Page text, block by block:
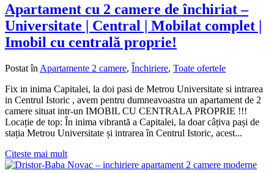
Apartament cu 2 camere de închiriat –
Universitate | Central | Mobilat complet |
Imobil cu centrală proprie!
Postat în Apartamente 2 camere, Închiriere, Toate ofertele
Fix in inima Capitalei, la doi pasi de Metrou Universitate si intrarea
in Centrul Istoric , avem pentru dumneavoastra un apartament de 2
camere situat intr-un IMOBIL CU CENTRALA PROPRIE !!!
Locație de top: În inima vibrantă a Capitalei, la doar câțiva pași de
stația Metrou Universitate și intrarea în Centrul Istoric, acest...
Citeste mai mult